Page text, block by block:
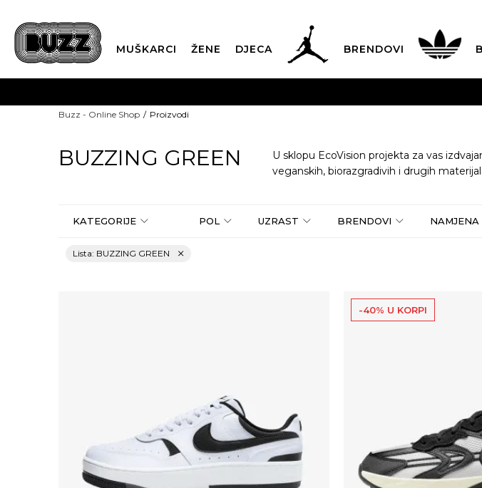
MUŠKARCI ŽENE DJECA BRENDOVI
POZOVITE NAS NA 055/
CLICK & COLLECT Plati karticom online i
Buzz - Online Shop Proizvodi
BUZZING GREEN
U sklopu EcoVision projekta za vas
veganskih, biorazgradivih i drugih
KATEGORIJE POL UZRAST BRENDOVI NAMJENA
Lista: BUZZING GREEN
-40% U KORPI